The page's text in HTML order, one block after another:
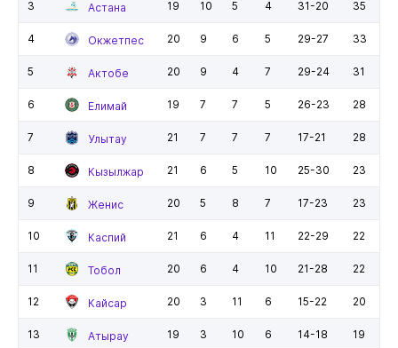
3 Астана 19 10 5 4 31-20 35
4 Окжетпес 20 9 6 5 29-27 33
5 Актобе 20 9 4 7 29-24 31
6 Елимай 19 7 7 5 26-23 28
7 Улытау 21 7 7 7 17-21 28
8 Кызылжар 21 6 5 10 25-30 23
9 Женис 20 5 8 7 17-23 23
10 Каспий 21 6 4 11 22-29 22
11 Тобол 20 6 4 10 21-28 22
12 Кайсар 20 3 11 6 15-22 20
13 Атырау 19 3 10 6 14-18 19